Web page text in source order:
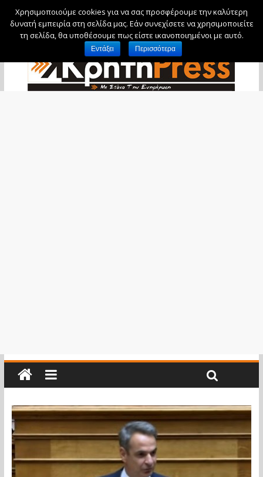
Σάββατο, 8 Αυγούστου, 2026
Χρησιμοποιούμε cookies για να σας προσφέρουμε την καλύτερη
δυνατή εμπειρία στη σελίδα μας. Εάν συνεχίσετε να χρησιμοποιείτε
τη σελίδα, θα υποθέσουμε πως είστε ικανοποιημένοι με αυτό.
Εντάξει Περισσότερα